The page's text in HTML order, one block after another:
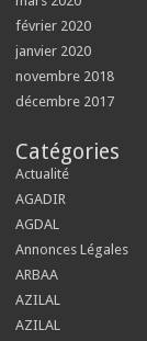
février 2020
janvier 2020
novembre 2018
décembre 2017
Catégories
Actualité
AGADIR
AGDAL
Annonces Légales
ARBAA
AZILAL
AZILAL